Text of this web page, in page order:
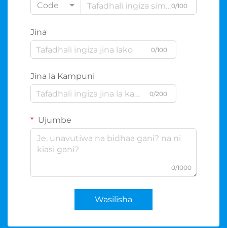
Code
0/100
Jina
0/100
Jina la Kampuni
0/200
Ujumbe
0/1000
Wasilisha